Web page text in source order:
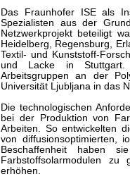
Das Fraunhofer ISE als
Spezialisten aus der
Netzwerkprojekt beteiligt
Heidelberg, Regensburg,
Textil- und Kunststoff-
und Lacke in Stuttgart.
Arbeitsgruppen an der
Universität Ljubljana in das
Die technologischen
bei der Produktion von
Arbeiten. So entwickelten
von diffusionsoptimierten,
Beschaffenheit haben
Farbstoffsolarmodulen zu
erhöhen.